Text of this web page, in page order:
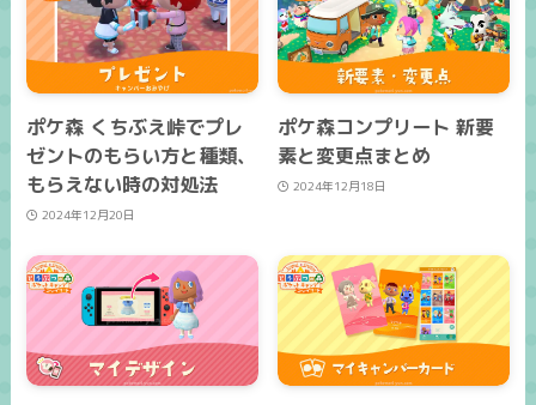
ポケ森 くちぶえ峠でプレ
ゼントのもらい方と種類、
もらえない時の対処法
2024年12月20日
ポケ森コンプリート 新要
素と変更点まとめ
2024年12月18日